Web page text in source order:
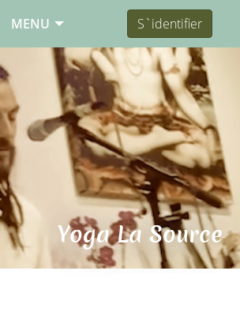
MENU S`identifier
Yoga La Source